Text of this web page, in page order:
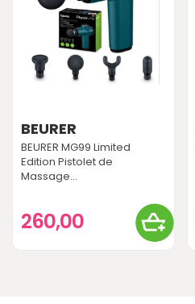
BEURER
BEURER MG99 Limited
Edition Pistolet de
Massage...
260,00